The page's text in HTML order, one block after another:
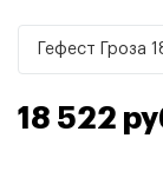
Гефест Гроза
18 522